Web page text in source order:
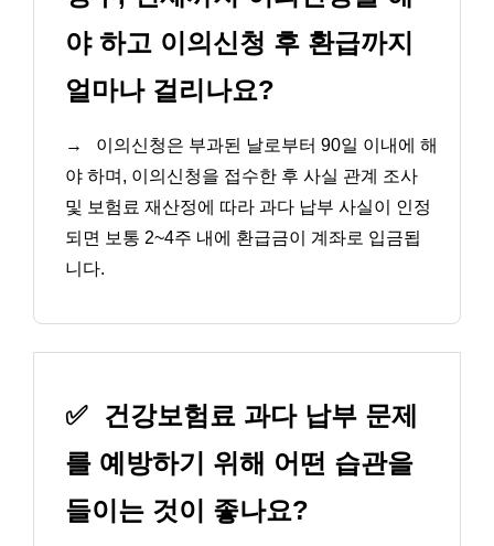
야 하고 이의신청 후 환급까지
얼마나 걸리나요?
→
이의신청은 부과된 날로부터 90일 이내에 해
야 하며, 이의신청을 접수한 후 사실 관계 조사
및 보험료 재산정에 따라 과다 납부 사실이 인정
되면 보통 2~4주 내에 환급금이 계좌로 입금됩
니다.
✅
건강보험료 과다 납부 문제
를 예방하기 위해 어떤 습관을
들이는 것이 좋나요?